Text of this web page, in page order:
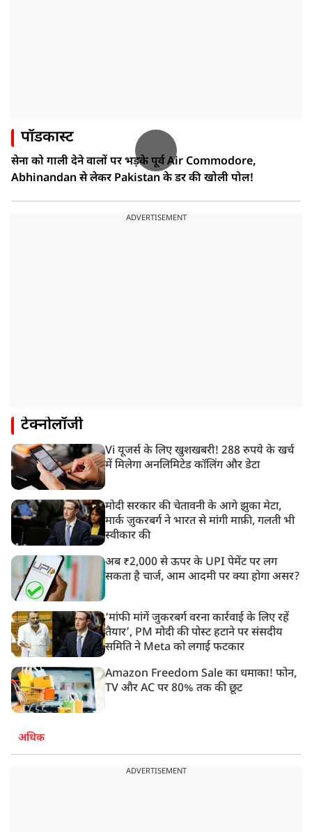
पॉडकास्ट
सेना को गाली देने वालों पर भड़के पूर्व Air Commodore,
Abhinandan से लेकर Pakistan के डर की खोली पोल!
ADVERTISEMENT
टेक्नोलॉजी
Vi यूजर्स के लिए खुशखबरी! 288 रुपये के खर्च
में मिलेगा अनलिमिटेड कॉलिंग और डेटा
मोदी सरकार की चेतावनी के आगे झुका मेटा,
मार्क ज़ुकरबर्ग ने भारत से मांगी माफ़ी, गलती भी
स्वीकार की
अब ₹2,000 से ऊपर के UPI पेमेंट पर लग
सकता है चार्ज, आम आदमी पर क्या होगा असर?
‘मांफी मांगें जुकरबर्ग वरना कार्रवाई के लिए रहें
तैयार’, PM मोदी की पोस्ट हटाने पर संसदीय
समिति ने Meta को लगाई फटकार
Amazon Freedom Sale का धमाका! फोन,
TV और AC पर 80% तक की छूट
अधिक
ADVERTISEMENT